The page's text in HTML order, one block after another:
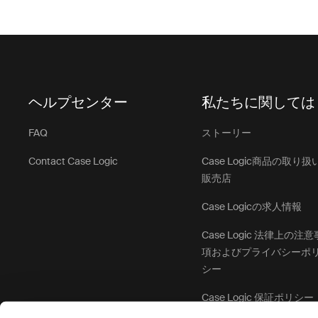
ヘルプセンター
FAQ
Contact Case Logic
私たちに関しては
ストーリー
Case Logic商品の取り扱
販売店
Case Logicの求人情報
Case Logic 法律上の注意
項およびプライバシーポリ
シー
Case Logic 保証ポリシー